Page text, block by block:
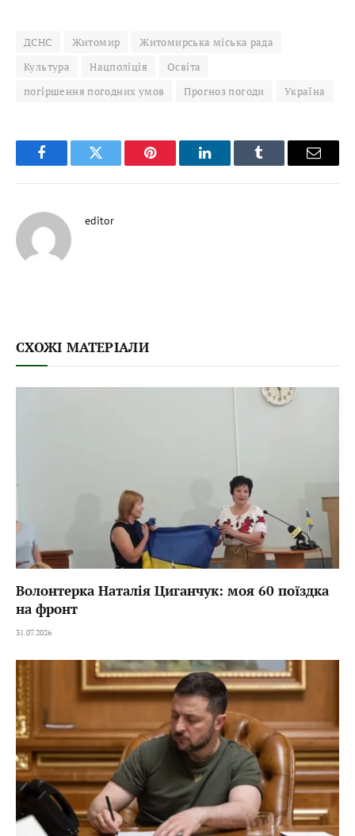
ДСНС Житомир
Житомирська міська рада
Культура
Нацполіція
Освіта
погіршення погодних умов
Прогноз погоди Україна
FacebookTwitter Pinterest LinkedInTumblr Email
editor
СХОЖІ МАТЕРІАЛИ
Волонтерка Наталія Циганчук: моя 60 поїздка
на фронт
31.07.2026